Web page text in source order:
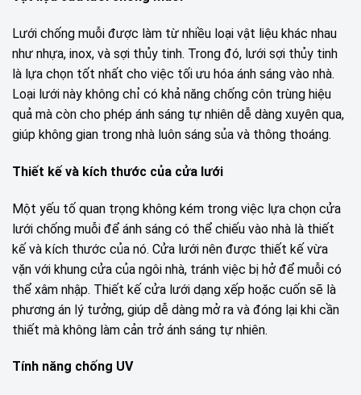
Lưới chống muỗi được làm từ nhiều loại vật liệu khác nhau
như nhựa, inox, và sợi thủy tinh. Trong đó, lưới sợi thủy tinh
là lựa chọn tốt nhất cho việc tối ưu hóa ánh sáng vào nhà.
Loại lưới này không chỉ có khả năng chống côn trùng hiệu
quả mà còn cho phép ánh sáng tự nhiên dễ dàng xuyên qua,
giúp không gian trong nhà luôn sáng sủa và thông thoáng.
Thiết kế và kích thước của cửa lưới
Một yếu tố quan trọng không kém trong việc lựa chọn cửa
lưới chống muỗi để ánh sáng có thể chiếu vào nhà là thiết
kế và kích thước của nó. Cửa lưới nên được thiết kế vừa
vặn với khung cửa của ngôi nhà, tránh việc bị hở để muỗi có
thể xâm nhập. Thiết kế cửa lưới dạng xếp hoặc cuốn sẽ là
phương án lý tưởng, giúp dễ dàng mở ra và đóng lại khi cần
thiết mà không làm cản trở ánh sáng tự nhiên.
Tính năng chống UV